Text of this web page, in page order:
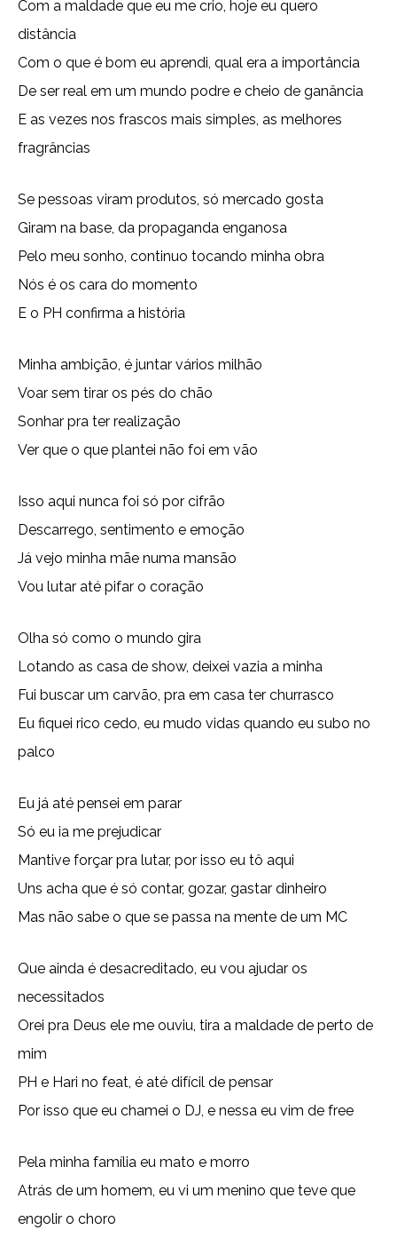
Com a maldade que eu me crio, hoje eu quero
distância
Com o que é bom eu aprendi, qual era a importância
De ser real em um mundo podre e cheio de ganância
E as vezes nos frascos mais simples, as melhores
fragrâncias
Se pessoas viram produtos, só mercado gosta
Giram na base, da propaganda enganosa
Pelo meu sonho, continuo tocando minha obra
Nós é os cara do momento
E o PH confirma a história
Minha ambição, é juntar vários milhão
Voar sem tirar os pés do chão
Sonhar pra ter realização
Ver que o que plantei não foi em vão
Isso aqui nunca foi só por cifrão
Descarrego, sentimento e emoção
Já vejo minha mãe numa mansão
Vou lutar até pifar o coração
Olha só como o mundo gira
Lotando as casa de show, deixei vazia a minha
Fui buscar um carvão, pra em casa ter churrasco
Eu fiquei rico cedo, eu mudo vidas quando eu subo no
palco
Eu já até pensei em parar
Só eu ia me prejudicar
Mantive forçar pra lutar, por isso eu tô aqui
Uns acha que é só contar, gozar, gastar dinheiro
Mas não sabe o que se passa na mente de um MC
Que ainda é desacreditado, eu vou ajudar os
necessitados
Orei pra Deus ele me ouviu, tira a maldade de perto de
mim
PH e Hari no feat, é até difícil de pensar
Por isso que eu chamei o DJ, e nessa eu vim de free
Pela minha família eu mato e morro
Atrás de um homem, eu vi um menino que teve que
engolir o choro